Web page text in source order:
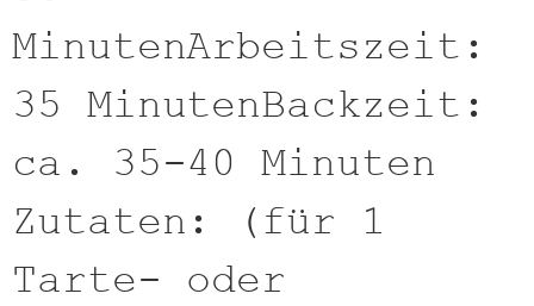
MinutenArbeitszeit:
35 MinutenBackzeit:
ca. 35-40 Minuten
Zutaten: (für 1
Tarte- oder